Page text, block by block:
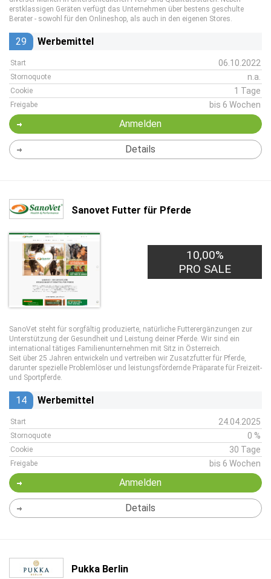
erstklassigen Geräten verfügt das Unternehmen über bestens geschulte
Berater - sowohl für den Onlineshop, als auch in den eigenen Stores.
29 Werbemittel
Start 06.10.2022
Stornoquote n.a.
Cookie 1 Tage
Freigabe bis 6 Wochen
Anmelden
Details
Sanovet Futter für Pferde
10,00%
PRO SALE
SanoVet steht für sorgfältig produzierte, natürliche Futterergänzungen zur
Unterstützung der Gesundheit und Leistung deiner Pferde. Wir sind ein
international tätiges Familienunternehmen mit Sitz in Österreich.
Seit über 25 Jahren entwickeln und vertreiben wir Zusatzfutter für Pferde,
darunter spezielle Problemlöser und leistungsfördernde Präparate für Freizeit-
und Sportpferde.
14 Werbemittel
Start 24.04.2025
Stornoquote 0 %
Cookie 30 Tage
Freigabe bis 6 Wochen
Anmelden
Details
Pukka Berlin